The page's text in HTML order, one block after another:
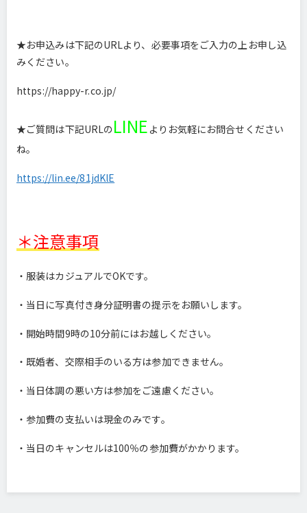
★お申込みは下記のURLより、必要事項をご入力の上お申し込
みください。
https://happy-r.co.jp/
★ご質問は下記URLのLINE よりお気軽にお問合せください
ね。
https://lin.ee/81jdKlE
＊注意事項
・服装はカジュアルでOKです。
・当日に写真付き身分証明書の提示をお願いします。
・開始時間9時の10分前にはお越しください。
・既婚者、交際相手のいる方は参加できません。
・当日体調の悪い方は参加をご遠慮ください。
・参加費の支払いは現金のみです。
・当日のキャンセルは100％の参加費がかかります。